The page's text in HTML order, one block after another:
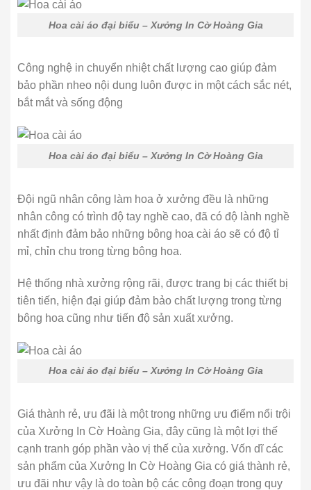
Hoa cài áo đại biểu – Xưởng In Cờ Hoàng Gia
Công nghệ in chuyển nhiệt chất lượng cao giúp đảm
bảo phần nheo nội dung luôn được in một cách sắc nét,
bắt mắt và sống động
Hoa cài áo đại biểu – Xưởng In Cờ Hoàng Gia
Đội ngũ nhân công làm hoa ở xưởng đều là những
nhân công có trình độ tay nghề cao, đã có độ lành nghề
nhất định đảm bảo những bông hoa cài áo sẽ có độ tỉ
mỉ, chỉn chu trong từng bông hoa.
Hệ thống nhà xưởng rộng rãi, được trang bị các thiết bị
tiên tiến, hiện đại giúp đảm bảo chất lượng trong từng
bông hoa cũng như tiến độ sản xuất xưởng.
Hoa cài áo đại biểu – Xưởng In Cờ Hoàng Gia
Giá thành rẻ, ưu đãi là một trong những ưu điểm nổi trội
của Xưởng In Cờ Hoàng Gia, đây cũng là một lợi thế
cạnh tranh góp phần vào vị thế của xưởng. Vốn dĩ các
sản phẩm của Xưởng In Cờ Hoàng Gia có giá thành rẻ,
ưu đãi như vậy là do toàn bộ các công đoạn trong quy